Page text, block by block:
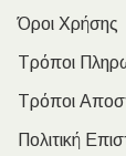
Όροι Χρήσης
Τρόποι
Τρόποι
Πολιτική